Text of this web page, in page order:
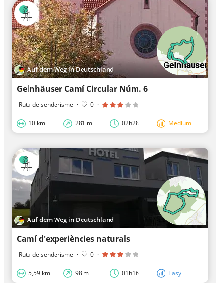
Auf dem Weg in Deutschland
Gelnhäuser Camí Circular Núm. 6
Ruta de senderisme · 0 ·
10 km 281 m 02h28 Medium
Auf dem Weg in Deutschland
Camí d'experiències naturals
Ruta de senderisme · 0 ·
5,59 km 98 m 01h16 Easy